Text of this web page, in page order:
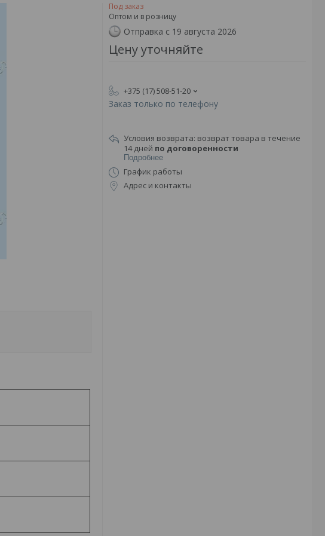
Под заказ
Оптом и в розницу
Отправка с 19 августа 2026
Цену уточняйте
+375 (17) 508-51-20
Заказ только по телефону
возврат товара в течение
14 дней по договоренности
Подробнее
График работы
Адрес и контакты